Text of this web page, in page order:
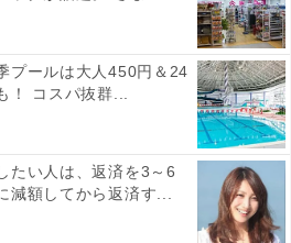
お宿 一久」の口コミは？
一久」には、以下のような口コ
プールは大人450円＆24
！ コスパ抜群...
たい人は、返済を3～6
減額してから返済す...